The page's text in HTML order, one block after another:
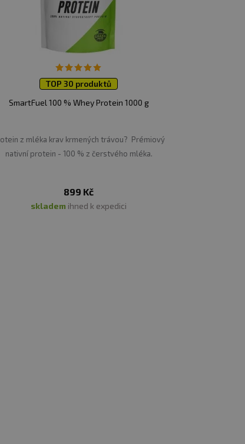
TOP 30 produktů
SmartFuel 100 % Whey Protein 1000 g
z mléka krav krmených trávou? Prémiový
nativní protein - 100 % z čerstvého mléka.
899 Kč
skladem ihned k expedici